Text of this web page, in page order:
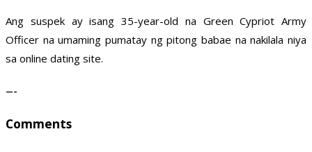
Ang suspek ay isang 35-year-old na Green Cypriot Army
Officer na umaming pumatay ng pitong babae na nakilala niya
sa online dating site.
—–
Comments